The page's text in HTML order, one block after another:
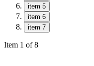
item 5
item 6
item 7
Item 1 of 8